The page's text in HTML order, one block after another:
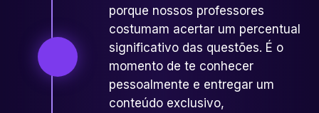
porque nossos professores
costumam acertar um percentual
significativo das questões. É o
momento de te conhecer
pessoalmente e entregar um
conteúdo exclusivo,